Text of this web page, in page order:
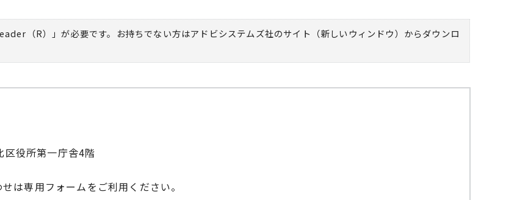
（R）」が必要です。お持ちでない方はアドビシステムズ社のサイト（新しいウィンドウ） からダウンロ
役所第一庁舎4階
は専用フォームをご利用ください。